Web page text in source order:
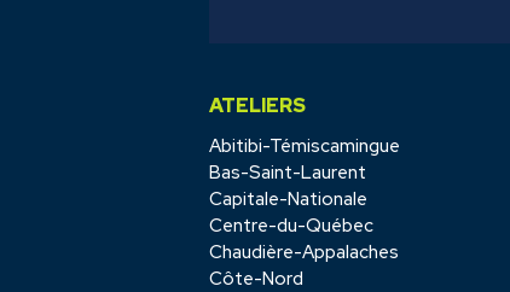
ATELIERS
Abitibi-Témiscamingue
Bas-Saint-Laurent
Capitale-Nationale
Centre-du-Québec
Chaudière-Appalaches
Côte-Nord